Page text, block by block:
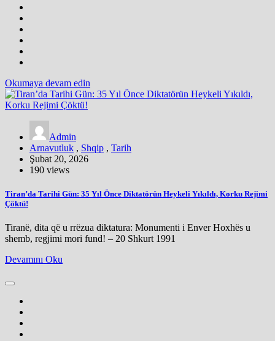
Okumaya devam edin
Admin
Arnavutluk , Shqip , Tarih
Şubat 20, 2026
190 views
Tiran’da Tarihi Gün: 35 Yıl Önce Diktatörün Heykeli Yıkıldı, Korku Rejimi
Çöktü!
Tiranë, dita që u rrëzua diktatura: Monumenti i Enver Hoxhës u
shemb, regjimi mori fund! – 20 Shkurt 1991
Devamını Oku